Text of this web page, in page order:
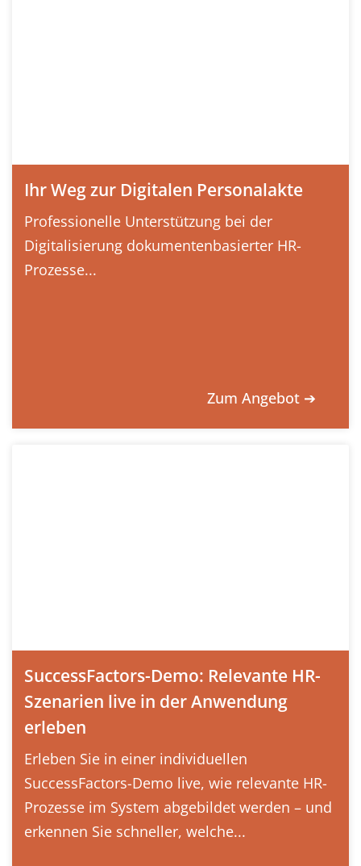
Ihr Weg zur Digitalen Personalakte
Professionelle Unterstützung bei der
Digitalisierung dokumentenbasierter HR-
Prozesse...
Zum Angebot ➔
SuccessFactors-Demo: Relevante HR-
Szenarien live in der Anwendung
erleben
Erleben Sie in einer individuellen
SuccessFactors-Demo live, wie relevante HR-
Prozesse im System abgebildet werden – und
erkennen Sie schneller, welche...